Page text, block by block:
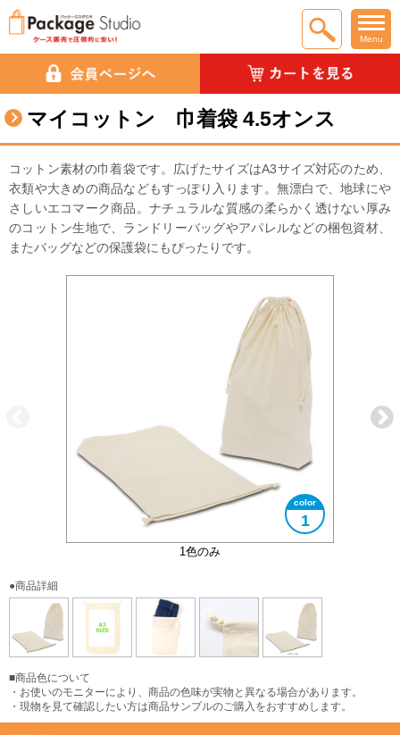
Menu
マイコットン 巾着袋 4.5オンス
コットン素材の巾着袋です。広げたサイズはA3サイズ対応のため、
衣類や大きめの商品などもすっぽり入ります。無漂白で、地球にや
さしいエコマーク商品。ナチュラルな質感の柔らかく透けない厚み
のコットン生地で、ランドリーバッグやアパレルなどの梱包資材、
またバッグなどの保護袋にもぴったりです。
1色のみ
1
A3サイズ対応
使用イメージ
紐は共生地です。
●商品詳細
■商品色について
・お使いのモニターにより、商品の色味が実物と異なる場合があります。
・現物を見て確認したい方は商品サンプルのご購入をおすすめします。